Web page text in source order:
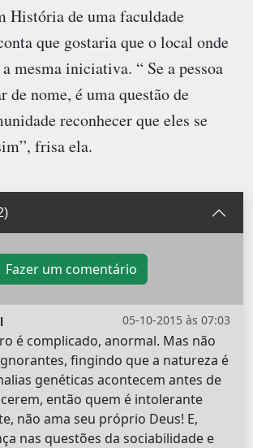
História de uma faculdade
que gostaria que o local onde
mesma iniciativa. “ Se a pessoa
de nome, é uma questão de
reconhecer que eles se
frisa ela.
Fazer um comentário
05-10-2015 às 07:03
é complicado, anormal. Mas não
fingindo que a natureza é
genéticas acontecem antes de
então quem é intolerante
não ama seu próprio Deus! E,
nas questões da sociabilidade e